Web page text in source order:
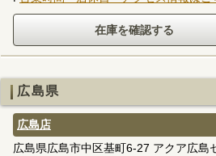
広島県
広島店
広島県広島市中区基町6-27 アクア広島